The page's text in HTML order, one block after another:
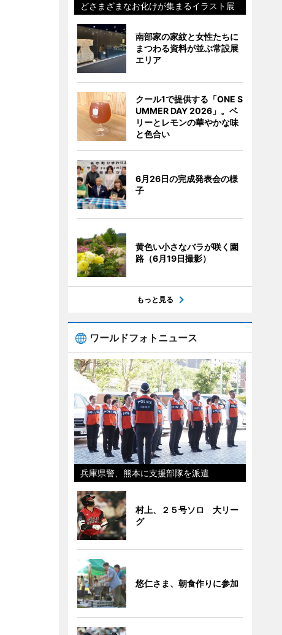
どさまざまなお化けが集まるイラスト展
南部家の家紋と女性たちに
まつわる資料が並ぶ常設展
エリア
クール1で提供する「ONE S
UMMER DAY 2026」。ベ
リーとレモンの華やかな味
と色合い
6月26日の完成発表会の様
子
黄色い小さなバラが咲く園
路（6月19日撮影）
もっと見る
ワールドフォトニュース
兵庫県警、熊本に支援部隊を派遣
村上、２５号ソロ 大リー
グ
悠仁さま、朝食作りに参加